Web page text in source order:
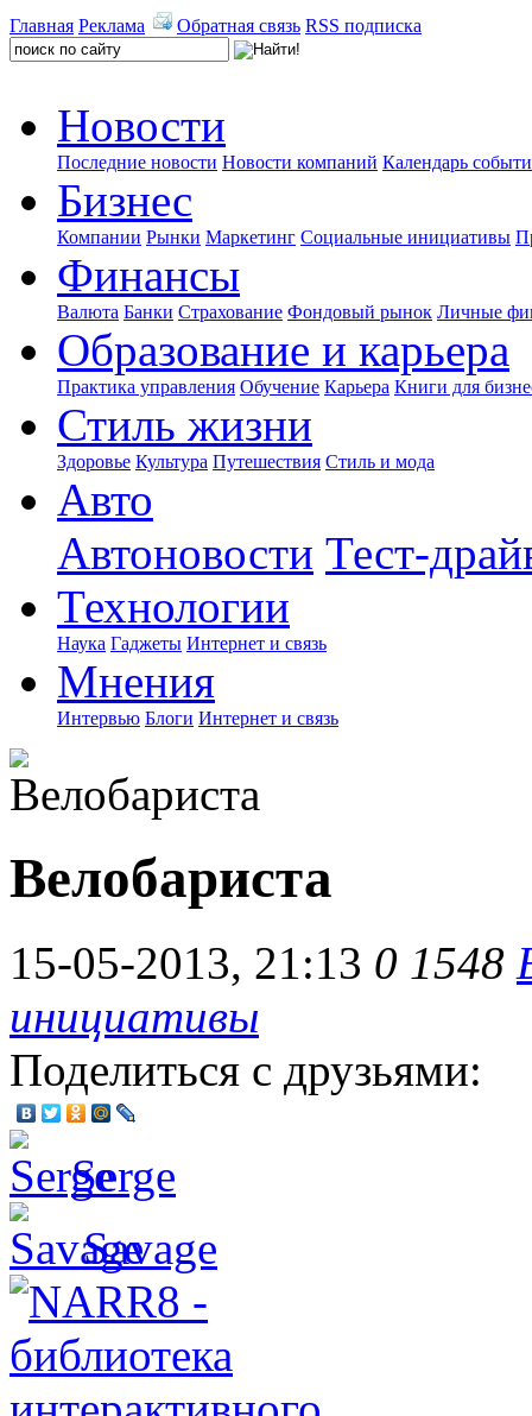
Главная Реклама Обратная связь RSS подписка
Новости
Последние новости Новости компаний Календарь
Бизнес
Компании Рынки Маркетинг Социальные инициативы
Финансы
Валюта Банки Страхование Фондовый рынок Личные
Образование и карьера
Практика управления Обучение Карьера Книги для
Стиль жизни
Здоровье Культура Путешествия Стиль и мода
Авто
Автоновости Тест-
Технологии
Наука Гаджеты Интернет и связь
Мнения
Интервью Блоги Интернет и связь
Велобариста
15-05-2013, 21:13 0 1548
инициативы
Поделиться с друзьями:
Serge
Savage